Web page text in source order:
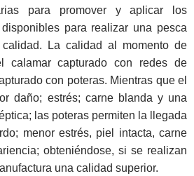
para promover y aplicar los
para realizar una pesca
La calidad al momento de
calamar capturado con redes de
con poteras. Mientras que el
daño; estrés; carne blanda y una
las poteras permiten la llegada
menor estrés, piel intacta, carne
obteniéndose, si se realizan
una calidad superior.